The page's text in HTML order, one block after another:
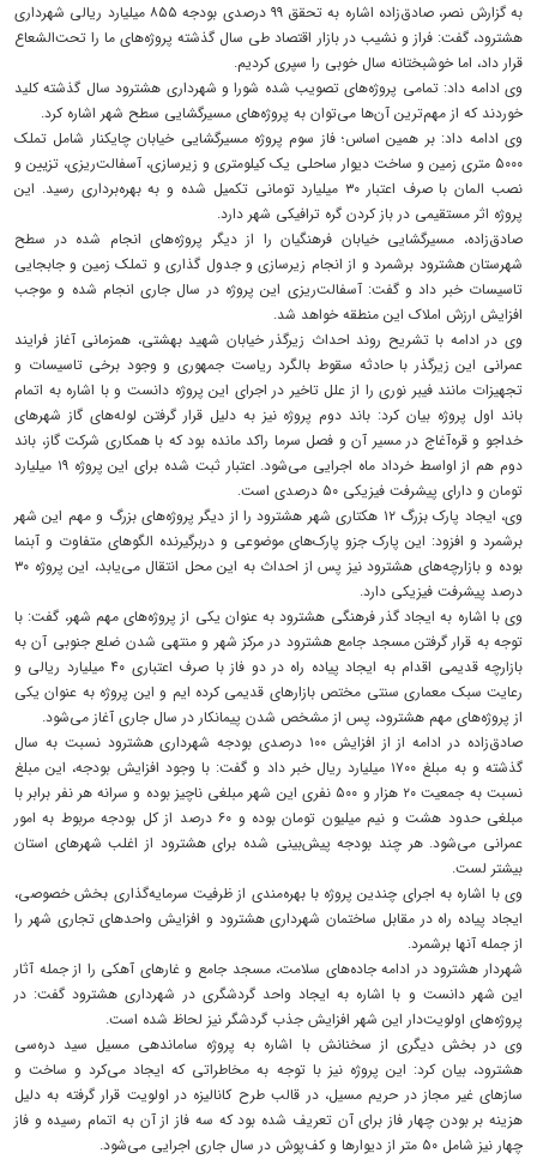
به گزارش نصر، صادق‌زاده اشاره به تحقق ۹۹ درصدی بودجه ۸۵۵ میلیارد ریالی شهرداری
هشترود، گفت: فراز و نشیب در بازار اقتصاد طی سال گذشته پروژه‌های ما را تحت‌الشعاع
قرار داد، اما خوشبختانه سال خوبی را سپری کردیم.
وی ادامه داد: تمامی پروژه‌های تصویب شده شورا و شهرداری هشترود سال گذشته کلید
خوردند که از مهم‌ترین آن‌ها می‌توان به پروژه‌های مسیرگشایی سطح شهر اشاره کرد.
وی ادامه داد: بر همین اساس؛ فاز سوم پروژه مسیرگشایی خیابان چایکنار شامل تملک
۵۰۰۰ متری زمین و ساخت دیوار ساحلی یک کیلومتری و زیرسازی، آسفالت‌ریزی، تزیین و
نصب المان با صرف اعتبار ۳۰ میلیارد تومانی تکمیل شده و به بهره‌برداری رسید. این
پروژه اثر مستقیمی در باز کردن گره ترافیکی شهر دارد.
صادق‌زاده، مسیرگشایی خیابان فرهنگیان را از دیگر پروژه‌های انجام شده در سطح
شهرستان هشترود برشمرد و از انجام زیرسازی و جدول گذاری و تملک زمین و جابجایی
تاسیسات خبر داد و گفت: آسفالت‌ریزی این پروژه در سال جاری انجام شده و موجب
افزایش ارزش املاک این منطقه خواهد شد.
وی در ادامه با تشریح روند احداث زیرگذر خیابان شهید بهشتی، همزمانی آغاز فرایند
عمرانی این زیرگذر با حادثه سقوط بالگرد ریاست جمهوری و وجود برخی تاسیسات و
تجهیزات مانند فیبر نوری را از علل تاخیر در اجرای این پروژه دانست و با اشاره به اتمام
باند اول پروژه بیان کرد: باند دوم پروژه نیز به دلیل قرار گرفتن لوله‌های گاز شهرهای
خداجو و قره‌آغاج در مسیر آن و فصل سرما راکد مانده بود که با همکاری شرکت گاز، باند
دوم هم از اواسط خرداد ماه اجرایی می‌شود. اعتبار ثبت شده برای این پروژه ۱۹ میلیارد
تومان و دارای پیشرفت فیزیکی ۵۰ درصدی است.
وی، ایجاد پارک بزرگ ۱۲ هکتاری شهر هشترود را از دیگر پروژه‌های بزرگ و مهم این شهر
برشمرد و افزود: این پارک جزو پارک‌های موضوعی و دربرگیرنده الگوهای متفاوت و آبنما
بوده و بازارچه‌های هشترود نیز پس از احداث به این محل انتقال می‌یابد، این پروژه ۳۰
درصد پیشرفت فیزیکی دارد.
وی با اشاره به ایجاد گذر فرهنگی هشترود به عنوان یکی از پروژه‌های مهم شهر، گفت: با
توجه به قرار گرفتن مسجد جامع هشترود در مرکز شهر و منتهی شدن ضلع جنوبی آن به
بازارچه قدیمی اقدام به ایجاد پیاده راه در دو فاز با صرف اعتباری ۴۰ میلیارد ریالی و
رعایت سبک معماری سنتی مختص بازارهای قدیمی کرده ایم و این پروژه به عنوان یکی
از پروژه‌های مهم هشترود، پس از مشخص شدن پیمانکار در سال جاری آغاز می‌شود.
صادق‌زاده در ادامه از از افزایش ۱۰۰ درصدی بودجه شهرداری هشترود نسبت به سال
گذشته و به مبلغ ۱۷۰۰ میلیارد ریال خبر داد و گفت: با وجود افزایش بودجه، این مبلغ
نسبت به جمعیت ۲۰ هزار و ۵۰۰ نفری این شهر مبلغی ناچیز بوده و سرانه هر نفر برابر با
مبلغی حدود هشت و نیم میلیون تومان بوده و ۶۰ درصد از کل بودجه مربوط به امور
عمرانی می‌شود. هر چند بودجه پیش‌بینی شده برای هشترود از اغلب شهرهای استان
بیشتر لست.
وی با اشاره به اجرای چندین پروژه‌ با بهره‌مندی از ظرفیت سرمایه‌گذاری بخش خصوصی،
ایجاد پیاده راه در مقابل ساختمان شهرداری هشترود و افزایش واحدهای تجاری شهر را
از جمله آنها برشمرد.
شهردار هشترود در ادامه جاده‌های سلامت، مسجد جامع و غارهای آهکی را از جمله آثار
این شهر دانست و با اشاره به ایجاد واحد گردشگری در شهرداری هشترود گفت: در
پروژه‌های اولویت‌دار این شهر افزایش جذب گردشگر نیز لحاظ شده است‌.
وی در بخش دیگری از سخنانش با اشاره به پروژه ساماندهی مسیل سید دره‌سی
هشترود، بیان کرد: این پروژه نیز با توجه به مخاطراتی که ایجاد می‌کرد و ساخت و
سازهای غیر مجاز در حریم مسیل، در قالب طرح کانالیزه در اولویت قرار گرفته به دلیل
هزینه بر بودن چهار فاز برای آن تعریف شده بود که سه فاز از آن به اتمام رسیده و فاز
چهار نیز شامل ۵۰ متر از دیوارها و کف‌پوش در سال جاری اجرایی می‌شود.